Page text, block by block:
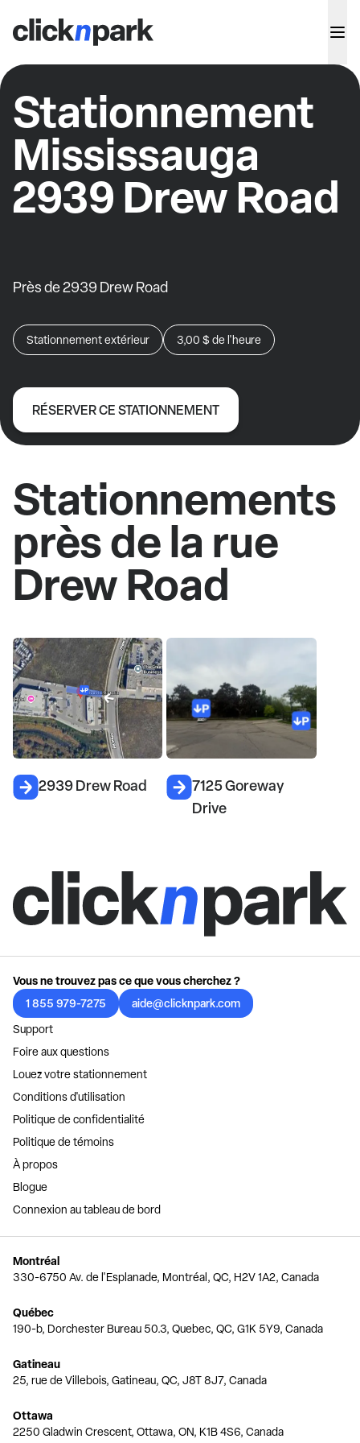
Stationnement
Mississauga
2939 Drew Road
Près de 2939 Drew Road
Stationnement extérieur 3,00 $ de l'heure
RÉSERVER CE STATIONNEMENT
Stationnements
près de la rue
Drew Road
2939 Drew Road
7125 Goreway
Drive
Vous ne trouvez pas ce que vous cherchez ?
1 855 979-7275
aide@clicknpark.com
Support
Foire aux questions
Louez votre stationnement
Conditions d'utilisation
Politique de confidentialité
Politique de témoins
À propos
Blogue
Connexion au tableau de bord
Montréal
330-6750 Av. de l'Esplanade, Montréal, QC, H2V 1A2, Canada
Québec
190-b, Dorchester Bureau 50.3, Quebec, QC, G1K 5Y9, Canada
Gatineau
25, rue de Villebois, Gatineau, QC, J8T 8J7, Canada
Ottawa
2250 Gladwin Crescent, Ottawa, ON, K1B 4S6, Canada